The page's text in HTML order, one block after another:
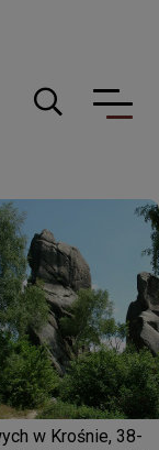
w Krośnie, 38-